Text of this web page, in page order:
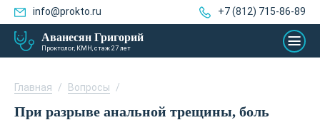
info@prokto.ru +7 (812) 715-86-89
Аванесян Григорий
Проктолог, КМН, стаж 27 лет
Главная / Вопросы /
При разрыве анальной трещины, боль